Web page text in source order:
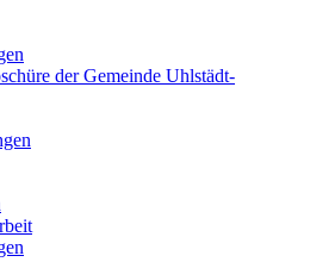
der Gemeinde Uhlstädt-